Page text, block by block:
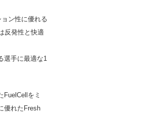
ン性に優れる
反発性と快適
選手に最適な1
をミ
優れたFresh